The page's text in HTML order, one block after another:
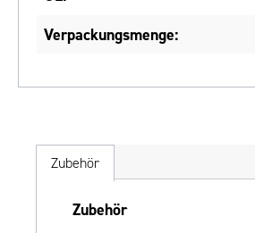
Verpackungsmenge:
Zubehör
Produktgalerie überspringen
Zubehör